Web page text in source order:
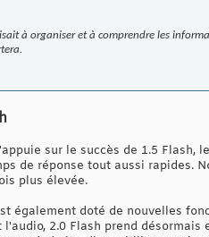
à organiser et à comprendre les
sur le succès de 1.5 Flash,
de réponse tout aussi rapides.
plus élevée.
également doté de nouvelles
l'audio, 2.0 Flash prend